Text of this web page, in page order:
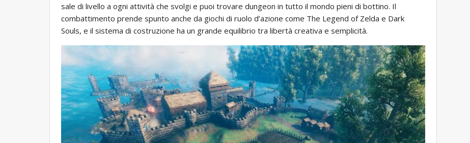
sale di livello a ogni attività che svolgi e puoi trovare dungeon in tutto il mondo pieni di bottino. Il
combattimento prende spunto anche da giochi di ruolo d’azione come The Legend of Zelda e Dark
Souls, e il sistema di costruzione ha un grande equilibrio tra libertà creativa e semplicità.